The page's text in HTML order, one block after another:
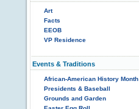
Art
Facts
EEOB
VP Residence
Events & Traditions
African-American History Month
Presidents & Baseball
Grounds and Garden